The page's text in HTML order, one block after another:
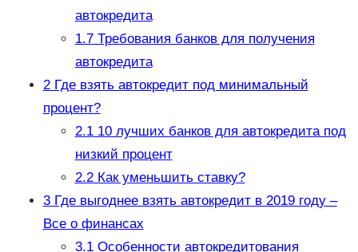
автокредита
1.7Требования банков для получения
автокредита
2Где взять автокредит под минимальный
процент?
2.110 лучших банков для автокредита под
низкий процент
2.2Как уменьшить ставку?
3Где выгоднее взять автокредит в 2019 году –
Все о финансах
3.1Особенности автокредитования